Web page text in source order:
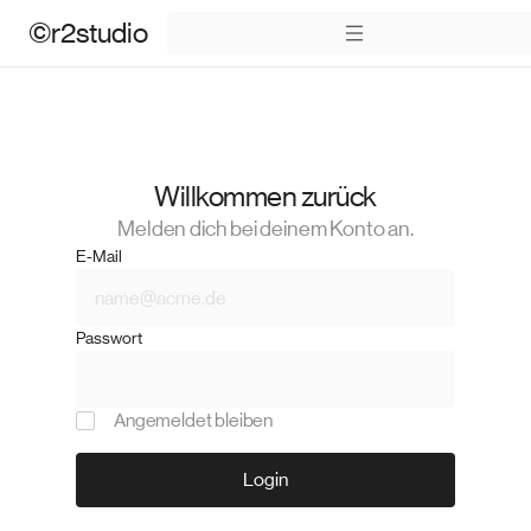
©r2studio
Willkommen zurück
Melden dich bei deinem Konto an.
E-Mail
Passwort
Angemeldet bleiben
Login